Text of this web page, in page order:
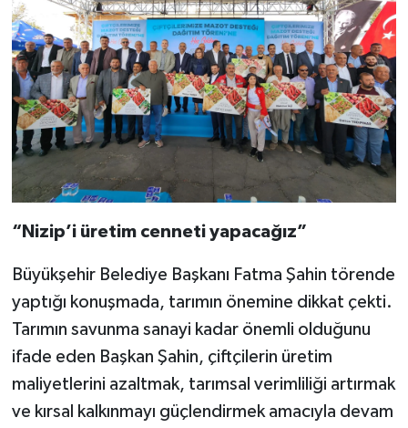
“Nizip’i üretim cenneti yapacağız”
Büyükşehir Belediye Başkanı Fatma Şahin törende
yaptığı konuşmada, tarımın önemine dikkat çekti.
Tarımın savunma sanayi kadar önemli olduğunu
ifade eden Başkan Şahin, çiftçilerin üretim
maliyetlerini azaltmak, tarımsal verimliliği artırmak
ve kırsal kalkınmayı güçlendirmek amacıyla devam